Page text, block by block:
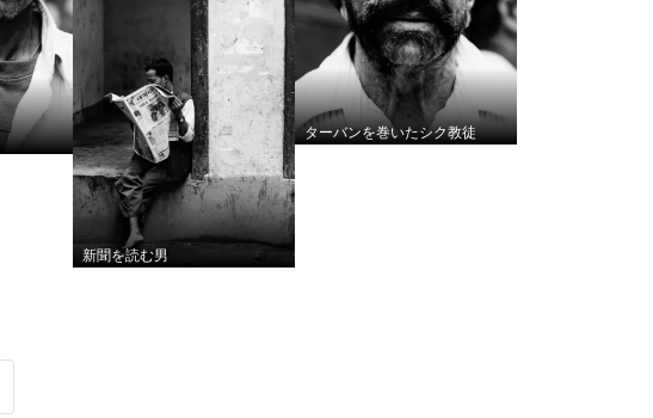
ターバンを巻いたシク教徒
新聞を読む男